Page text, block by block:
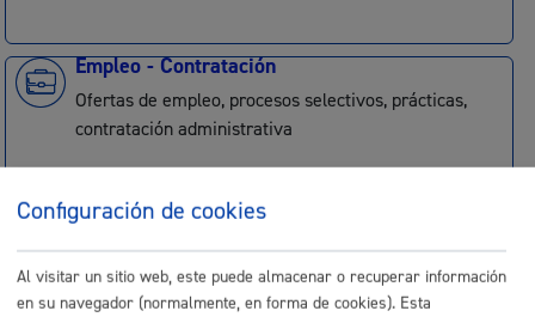
Empleo - Contratación
Ofertas de empleo, procesos selectivos, prácticas,
contratación administrativa
Impulso Económico
Innovación-Talento: Ayudas, asesoramiento, alquileres,
rodajes, empleo, formación
Configuración de cookies
Al visitar un sitio web, este puede almacenar o recuperar información
en su navegador (normalmente, en forma de cookies). Esta